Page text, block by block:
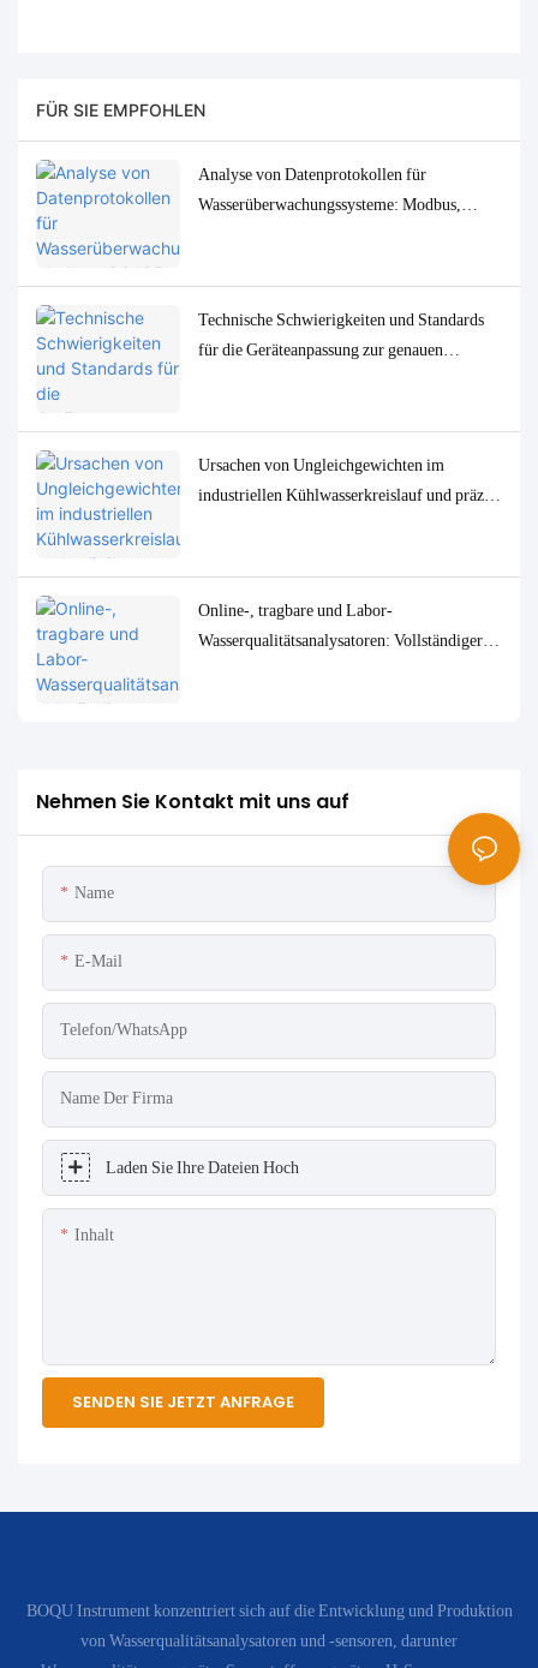
FÜR SIE EMPFOHLEN
Analyse von Datenprotokollen für
Wasserüberwachungssysteme: Modbus,
Technische Schwierigkeiten und Standards
für die Geräteanpassung zur genauen
Ursachen von Ungleichgewichten im
industriellen Kühlwasserkreislauf und präzise
Online-, tragbare und Labor-
Wasserqualitätsanalysatoren: Vollständiger
Nehmen Sie Kontakt mit uns auf
Name
E-Mail
Telefon/WhatsApp
Name Der Firma
Laden Sie Ihre Dateien Hoch
Inhalt
SENDEN SIE JETZT ANFRAGE
BOQU Instrument konzentriert sich auf die Entwicklung und Produktion
von Wasserqualitätsanalysatoren und -sensoren, darunter